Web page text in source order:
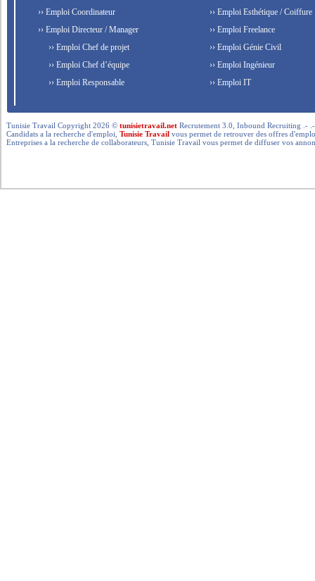
›› Emploi Coordinateur
›› Emploi Directeur / Manager
›› Emploi Chef de projet
›› Emploi Chef d’équipe
›› Emploi Responsable
›› Emploi Esthétique / Coiffure
›› Emploi Freelance
›› Emploi Génie Civil
›› Emploi Ingénieur
›› Emploi IT
Tunisie Travail Copyright 2026 ©tunisietravail.net Recrutement 3.0, Inbound Recruiting .-
Candidats a la recherche d'emploi,Tunisie Travail vous permet de retrouver des offres
Entreprises a la recherche de collaborateurs, Tunisie Travail vous permet de diffuser vos